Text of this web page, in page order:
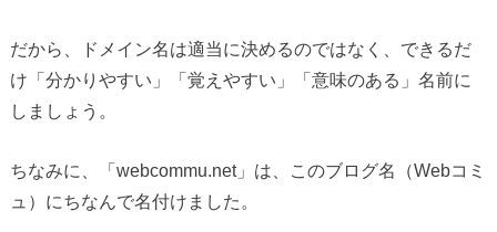
だから、ドメイン名は適当に決めるのではなく、できるだ
け「分かりやすい」「覚えやすい」「意味のある」名前に
しましょう。
ちなみに、「webcommu.net」は、このブログ名（Webコミ
ュ）にちなんで名付けました。